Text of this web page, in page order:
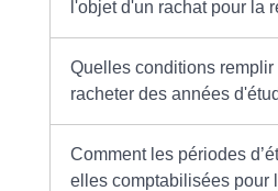
l'objet d'un rachat pour la
Quelles conditions
racheter des années
Comment les périodes
elles comptabilisées pour